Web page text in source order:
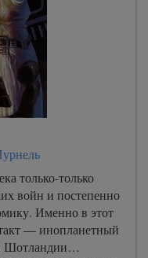
только-только
войн и постепенно
Именно в этот
— инопланетный
Шотландии…